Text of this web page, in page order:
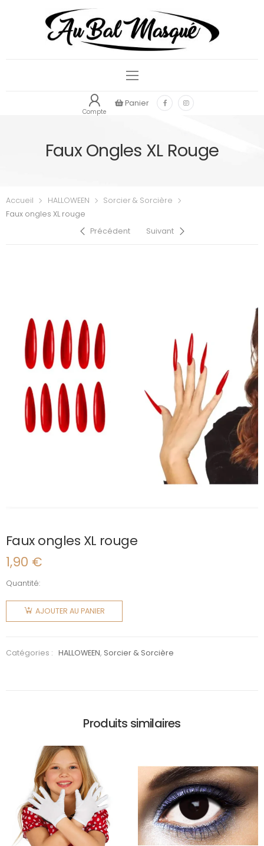
Compte
Panier
Faux Ongles XL Rouge
Accueil HALLOWEEN
Sorcier & Sorcière
Faux ongles XL rouge
Précédent
Suivant
Faux ongles XL rouge
1,90 €
Quantité:
quantité
de Faux
ongles XL
AJOUTER AU PANIER
Catégories : HALLOWEEN, Sorcier & Sorcière
Produits similaires